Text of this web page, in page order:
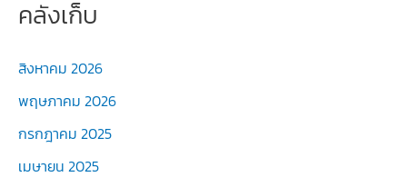
คลังเก็บ
สิงหาคม 2026
พฤษภาคม 2026
กรกฎาคม 2025
เมษายน 2025